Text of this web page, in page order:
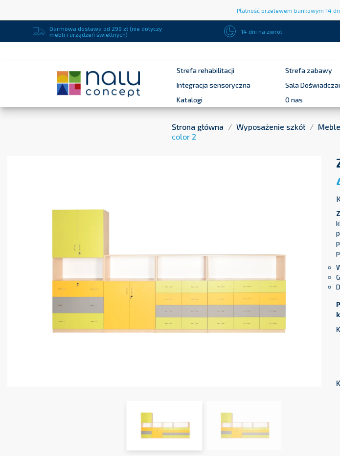
Płatność przelewem bankowym 14
Darmowa dostawa od 299 zł (nie dotyczy
mebli i urządzeń świetlnych)
14 dni na zwrot
Strefa rehabilitacji
Strefa zabawy
Integracja sensoryczna
Sala
Katalogi
O nas
Strona główna Wyposażenie szkół
color 2